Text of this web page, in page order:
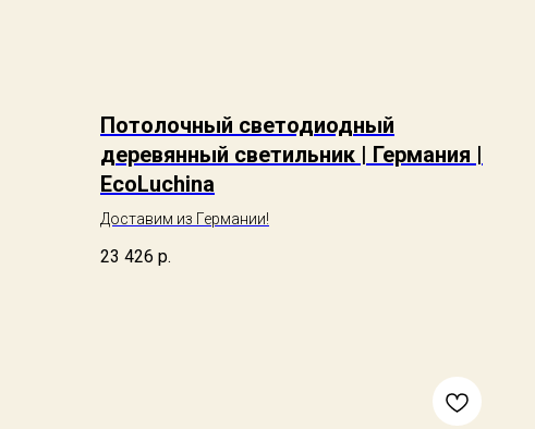
Потолочный светодиодный
деревянный светильник | Германия |
EcoLuchina
Доставим из Германии!
23 426 р.